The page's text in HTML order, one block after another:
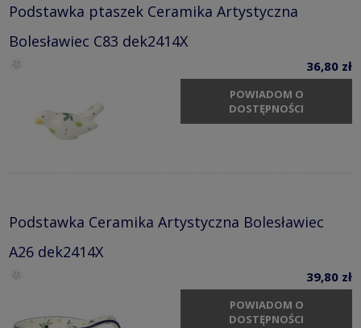
Podstawka ptaszek Ceramika Artystyczna
Bolesławiec C83 dek2414X
36,80 zł
POWIADOM O
DOSTĘPNOŚCI
Podstawka Ceramika Artystyczna Bolesławiec
A26 dek2414X
39,80 zł
POWIADOM O
DOSTĘPNOŚCI